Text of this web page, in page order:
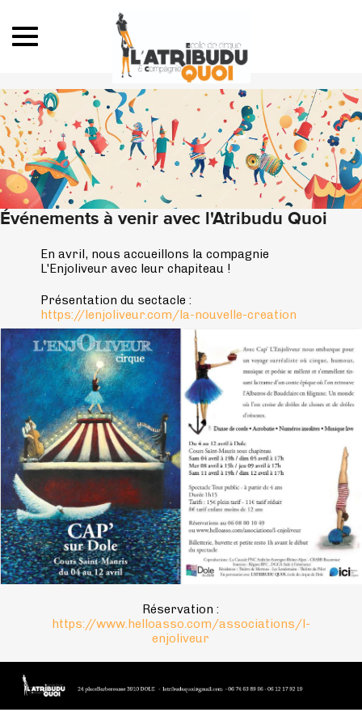
Toggle navigation
Événements à venir avec l'Atribudu Quoi
En avril, nous accueillons la compagnie
L'Enjoliveur avec leur chapiteau !
Présentation du sectacle :
https://lenjoliveur.com/la-nouvelle-creation
Réservation :
https://www.helloasso.com/associations/l-
enjoliveur